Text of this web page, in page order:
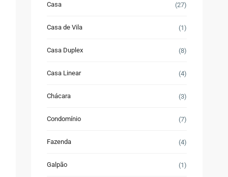
Casa (27)
Casa de Vila (1)
Casa Duplex (8)
Casa Linear (4)
Chácara (3)
Condomínio (7)
Fazenda (4)
Galpão (1)